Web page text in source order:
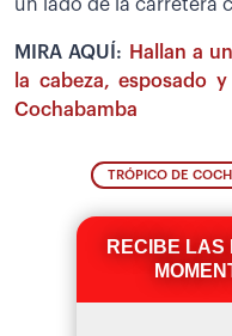
un lado de la carretera
MIRA AQUÍ:
Hallan a
la cabeza, esposado
Cochabamba
TRÓPICO DE
RECIBE LAS